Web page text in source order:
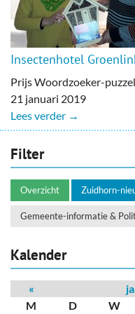
Insectenhotel
Prijs Woordzoeker-
21 januari 2019
Lees verder →
Filter
Overzicht Zuidhorn-
Gemeente-informatie &
Kalender
«
M
D W